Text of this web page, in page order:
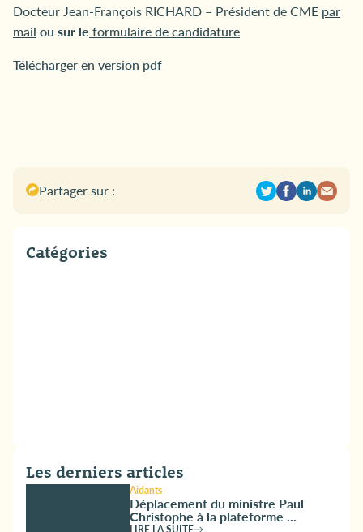
Docteur Jean-François RICHARD – Président de CME par
mail ou sur le formulaire de candidature
Télécharger en version pdf
Partager sur :
Catégories
Les derniers articles
Aidants
Déplacement du ministre Paul
Christophe à la plateforme ...